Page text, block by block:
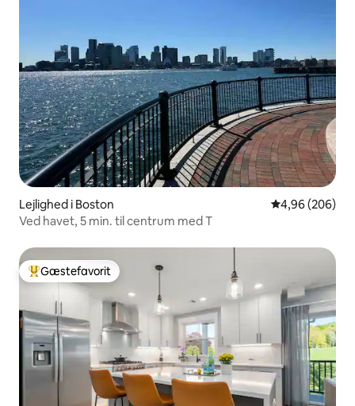
Lejlighed i Boston 4,96 ud af 5 i
4,96 (206)
Ved havet, 5 min. til centrum med T
Bedste gæstefavorit
Gæstefavorit